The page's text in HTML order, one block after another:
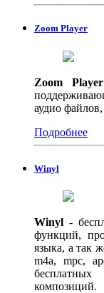
Zoom Player
Zoom Player
аудио
Подробнее
Winyl
Winyl -
функций,
языка, а так
m4a, mpc,
композиций.